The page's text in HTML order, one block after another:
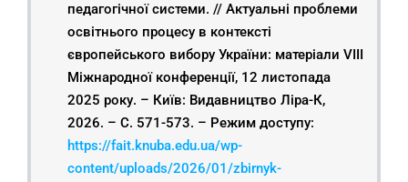
педагогічної системи. // Актуальні проблеми
освітнього процесу в контексті
європейського вибору України: матеріали VIІІ
Міжнародної конференції, 12 листопада
2025 року. – Київ: Видавництво Ліра-К,
2026. – С. 571-573. – Режим доступу:
https://fait.knuba.edu.ua/wp-
content/uploads/2026/01/zbirnyk-